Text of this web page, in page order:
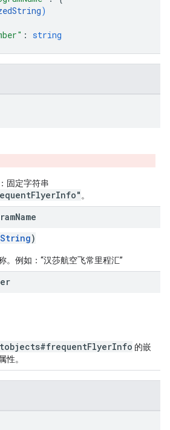
)
: string
固定字符串
。
Name
)
。例如：“汉莎航空飞常里程汇”
的嵌
性。